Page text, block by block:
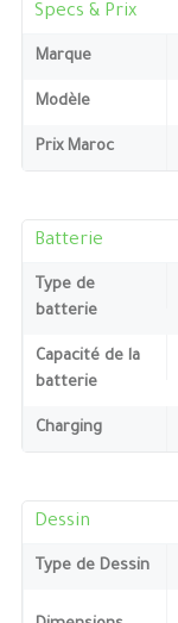
Specs & Prix
Marque
Modèle
Prix Maroc
Batterie
Type de
batterie
Capacité de la
batterie
Charging
Dessin
Type de Dessin